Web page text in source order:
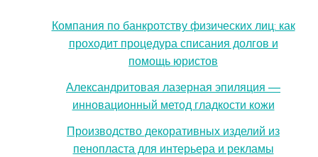
Компания по банкротству физических лиц: как
проходит процедура списания долгов и
помощь юристов
Александритовая лазерная эпиляция —
инновационный метод гладкости кожи
Производство декоративных изделий из
пенопласта для интерьера и рекламы